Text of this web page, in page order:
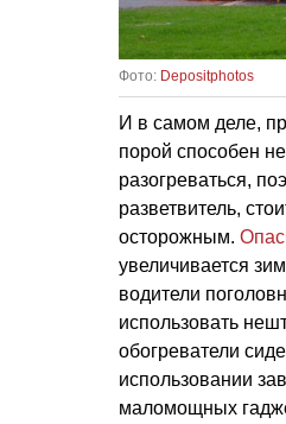
Фото: Depositphotos
И в самом деле,
порой способен
разогреваться,
разветвитель,
осторожным.
увеличивается
водители
использовать
обогреватели
использовании
маломощных